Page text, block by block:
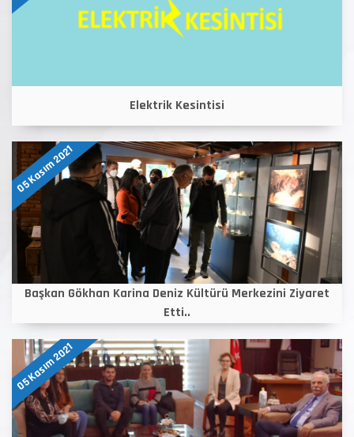
Elektrik Kesintisi
05 Kasım 2021
Başkan Gökhan Karina Deniz Kültürü Merkezini Ziyaret
Etti..
05 Kasım 2021